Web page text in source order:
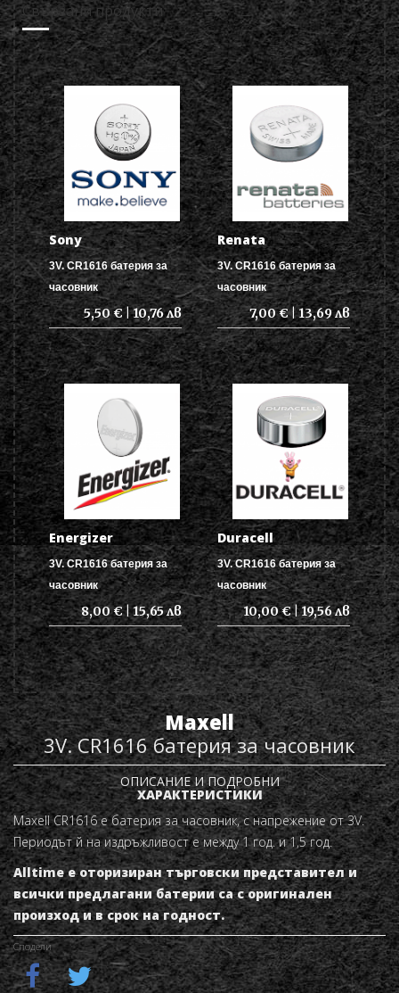
Maxell
3V. CR1616 батерия за часовник
ОПИСАНИЕ И ПОДРОБНИ
ХАРАКТЕРИСТИКИ
Maxell CR1616 е батерия за часовник, с напрежение от 3V.
Периодът й на издръжливост е между 1 год. и 1,5 год.
Alltime е оторизиран търговски представител и
всички предлагани батерии са с оригинален
произход и в срок на годност.
Сподели
Свързани продукти
Sony
3V. CR1616 батерия за
часовник
5,50 € | 10,76 лв
Renata
3V. CR1616 батерия за
часовник
7,00 € | 13,69 лв
Energizer
3V. CR1616 батерия за
часовник
8,00 € | 15,65 лв
Duracell
3V. CR1616 батерия за
часовник
10,00 € | 19,56 лв